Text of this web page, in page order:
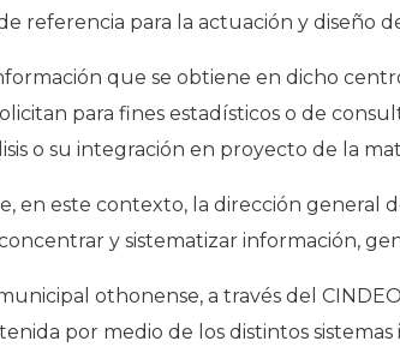
referencia para la actuación y diseño
que se obtiene en dicho
para fines estadísticos o de
o su integración en proyecto de la
en este contexto, la dirección general
y sistematizar información,
othonense, a través del
por medio de los distintos